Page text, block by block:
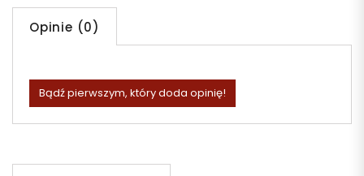
Opinie (0)
Bądź pierwszym, który doda opinię!